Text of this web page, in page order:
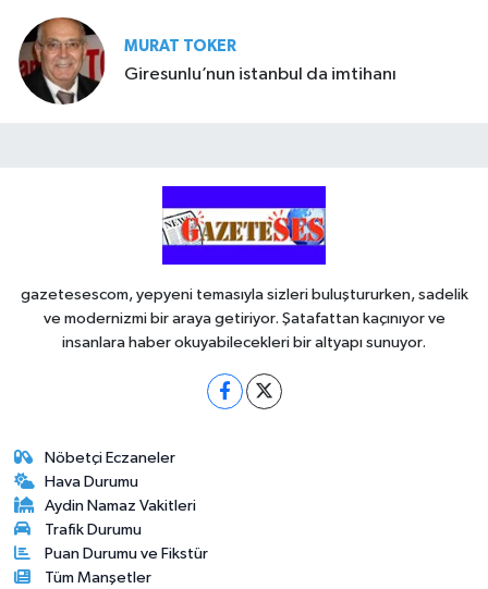
MURAT TOKER
Giresunlu’nun istanbul da imtihanı
gazetesescom, yepyeni temasıyla sizleri buluştururken, sadelik
ve modernizmi bir araya getiriyor. Şatafattan kaçınıyor ve
insanlara haber okuyabilecekleri bir altyapı sunuyor.
Nöbetçi Eczaneler
Hava Durumu
Aydin Namaz Vakitleri
Trafik Durumu
Puan Durumu ve Fikstür
Tüm Manşetler